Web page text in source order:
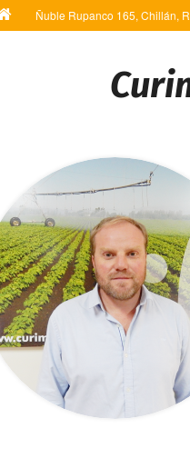
Ñuble Rupanco 165, Chillán,